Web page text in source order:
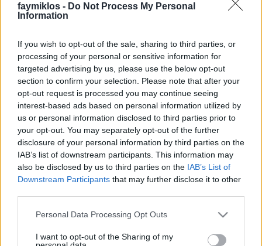
faymiklos - Do Not Process My Personal
Information
If you wish to opt-out of the sale, sharing to third parties, or
processing of your personal or sensitive information for
targeted advertising by us, please use the below opt-out
section to confirm your selection. Please note that after your
opt-out request is processed you may continue seeing
interest-based ads based on personal information utilized by
us or personal information disclosed to third parties prior to
your opt-out. You may separately opt-out of the further
disclosure of your personal information by third parties on the
IAB’s list of downstream participants. This information may
also be disclosed by us to third parties on the IAB’s List of
Downstream Participants that may further disclose it to other
Please note that this website/app uses one or more Google
not limited to your visit or usage behaviour. You may click to
Personal Data Processing Opt Outs
I want to opt-out of the Sharing of my
Figyeljetek csak! Billy Pilgrim kiesett az időből. Így
Úgy végződik, hogy Csip-csirip, de erre maga
Vonnegut is fölhívja a figyelmet a regény közepén,
oda is lapoztam rögtön, és tényleg. Aztán elolvastam
eredetiben is, Poo-tee-weet - ezt kérdezi…